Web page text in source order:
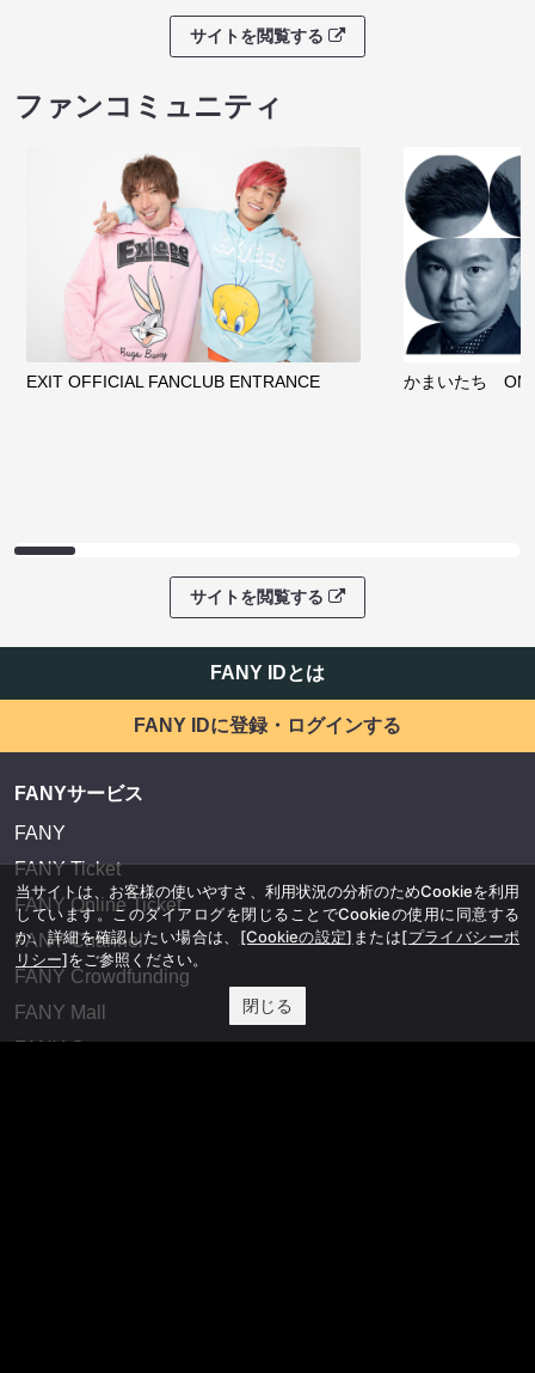
サイトを閲覧する
ファンコミュニティ
EXIT OFFICIAL FANCLUB ENTRANCE かまいたち
サイトを閲覧する
FANY IDとは
FANY IDに登録・ログインする
FANYサービス
FANY
FANY Ticket
FANY Online Ticket
FANY Channel
FANY Crowdfunding
FANY Mall
FANY Commu
当サイトは、お客様の使いやすさ、利用状況の分析のためCookieを利用
しています。このダイアログを閉じることでCookieの使用に同意する
か、詳細を確認したい場合は、 [Cookieの設定] または[プライバシーポ
リシー]をご参照ください。
閉じる